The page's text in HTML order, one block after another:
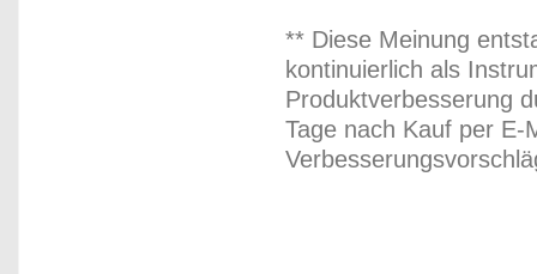
** Diese Meinung
kontinuierlich als
Produktverbesserung
Tage nach Kauf per E-